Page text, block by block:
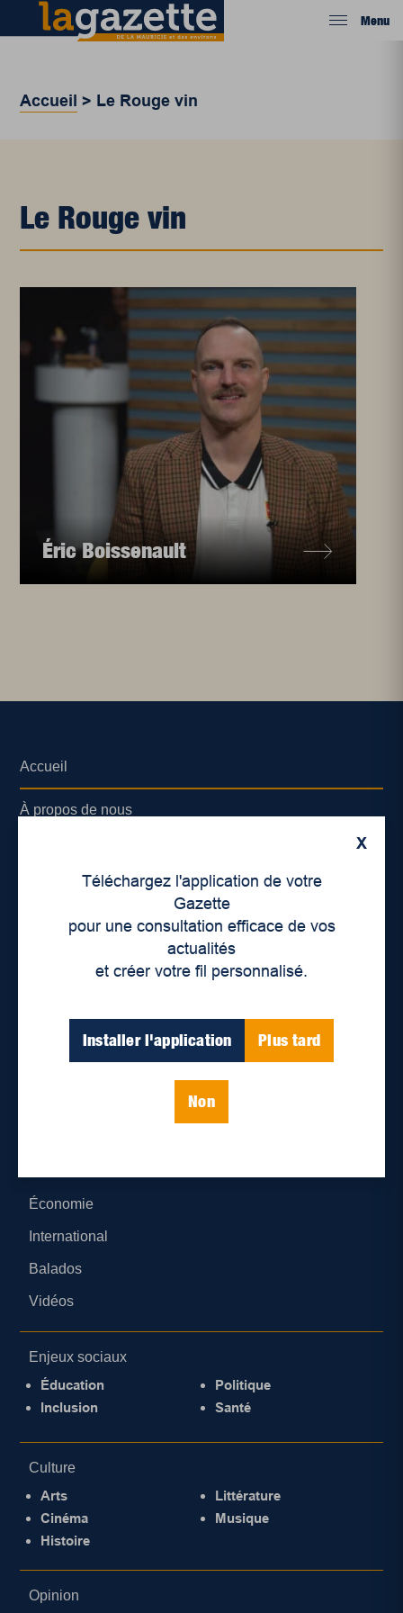
Menu
Accueil > Le Rouge vin
Le Rouge vin
Éric Boissenault
X
Téléchargez l'application de votre
Gazette
pour une consultation efficace de vos
actualités
et créer votre fil personnalisé.
Installer l'application Plus tard
Non
Accueil
À propos de nous
Lieux de distribution
Économie
International
Balados
Vidéos
Enjeux sociaux
Éducation
Inclusion
Politique
Santé
Culture
Arts
Cinéma
Histoire
Littérature
Musique
Opinion